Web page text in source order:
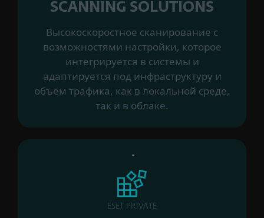
SCANNING SOLUTIONS
Высокоскоростное сканирование с
возможностями настройки, которое
интегрируется в системы и
адаптируется под инфраструктуру и
объем трафика, как в локальной среде,
так и в облаке.
ESET PRIVATE